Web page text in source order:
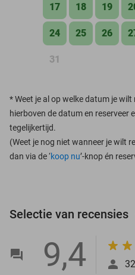
17 18 19
24 25 26
31
*Weet je al op welke datum je wilt
hierboven de datum en reserveer
tegelijkertijd.
(Weet je nog niet wanneer je wilt
dan via de ‘koop nu’-knop én
Selectie van recensies
9,4